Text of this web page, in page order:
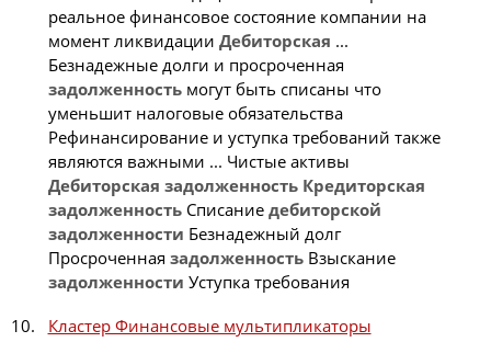
реальное финансовое состояние компании на
момент ликвидации Дебиторская ...
Безнадежные долги и просроченная
задолженностьмогут быть списаны что
уменьшит налоговые обязательства
Рефинансирование и уступка требований также
являются важными ... Чистые активы
Дебиторская задолженность Кредиторская
задолженностьСписание дебиторской
задолженности Безнадежный долг
Просроченная задолженностьВзыскание
задолженности Уступка требования
Кластер Финансовые мультипликаторы